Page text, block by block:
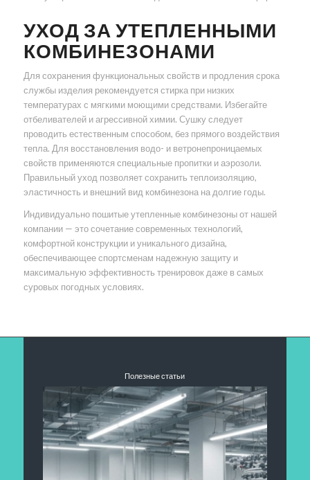
УХОД ЗА УТЕПЛЕННЫМИ
КОМБИНЕЗОНАМИ
Для сохранения функциональных свойств и продления срока
службы изделия рекомендуется стирка при низких
температурах с мягкими моющими средствами. Избегайте
отбеливателей и агрессивной химии. Сушку следует
проводить естественным способом, без прямого воздействия
тепла. Для восстановления водо- и ветронепроницаемых
свойств применяются специальные пропитки и аэрозоли.
Правильный уход позволяет сохранить теплоизоляцию,
эластичность и внешний вид комбинезона на долгие годы.
Индивидуально пошитые утепленные комбинезоны от нашей
компании — это сочетание современных технологий,
комфортной конструкции и уникального дизайна,
обеспечивающее спортсменам надежную защиту и
максимальную эффективность тренировок даже в самых
суровых погодных условиях.
Полезные статьи